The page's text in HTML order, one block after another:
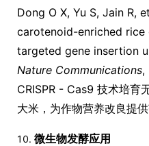
Dong O X, Yu S, Jain R,
carotenoid-enriched rice
targeted gene insertion
Nature Communications,
CRISPR - Cas9 技术培育
大米，为作物营养改良提供
微生物发酵应用